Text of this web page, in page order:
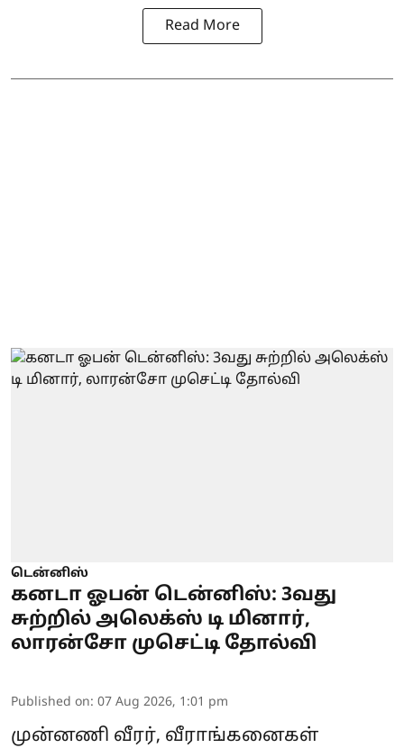
Read More
டென்னிஸ்
கனடா ஓபன் டென்னிஸ்: 3வது
சுற்றில் அலெக்ஸ் டி மினார்,
லாரன்சோ முசெட்டி தோல்வி
Published on: 07 Aug 2026, 1:01 pm
முன்னணி வீரர், வீராங்கனைகள்